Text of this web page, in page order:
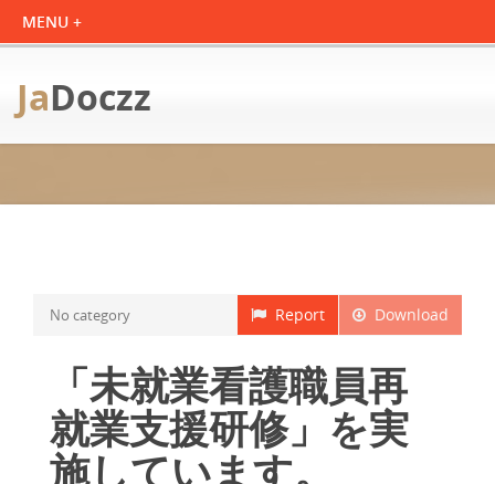
JaDoczz
Download
Report
No category
「未就業看護職員再
就業支援研修」を実
施しています。